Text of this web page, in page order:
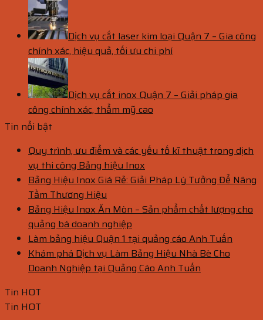
Dịch vụ cắt laser kim loại Quận 7 – Gia công
chính xác, hiệu quả, tối ưu chi phí
Dịch vụ cắt inox Quận 7 – Giải pháp gia
công chính xác, thẩm mỹ cao
Tin nổi bật
Quy trình, ưu điểm và các yếu tố kĩ thuật trong dịch
vụ thi công Bảng hiệu Inox
Bảng Hiệu Inox Giá Rẻ: Giải Pháp Lý Tưởng Để Nâng
Tầm Thương Hiệu
Bảng Hiệu Inox Ăn Mòn – Sản phẩm chất lượng cho
quảng bá doanh nghiệp
Làm bảng hiệu Quận 1 tại quảng cáo Anh Tuấn
Khám phá Dịch vụ Làm Bảng Hiệu Nhà Bè Cho
Doanh Nghiệp tại Quảng Cáo Anh Tuấn
Tin HOT
Tin HOT